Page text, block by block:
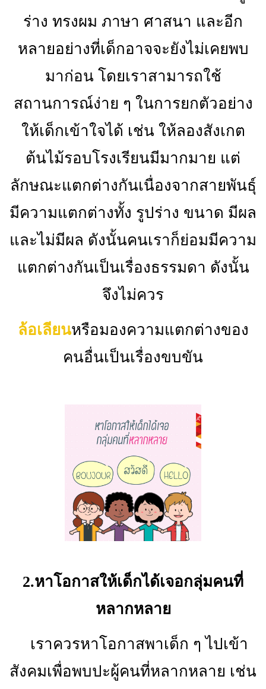
ร่าง ทรงผม ภาษา ศาสนา และอีก
หลายอย่างที่เด็กอาจจะยังไม่เคยพบ
มาก่อน โดยเราสามารถใช้
สถานการณ์ง่าย ๆ ในการยกตัวอย่าง
ให้เด็กเข้าใจได้ เช่น ให้ลองสังเกต
ต้นไม้รอบโรงเรียนมีมากมาย แต่
ลักษณะแตกต่างกันเนื่องจากสายพันธุ์
มีความแตกต่างทั้ง รูปร่าง ขนาด มีผล
และไม่มีผล ดังนั้นคนเราก็ย่อมมีความ
แตกต่างกันเป็นเรื่องธรรมดา ดังนั้น
จึงไม่ควร
ล้อเลียนหรือมองความแตกต่างของ
คนอื่นเป็นเรื่องขบขัน
2.หาโอกาสให้เด็กได้เจอกลุ่มคนที่
หลากหลาย
เราควรหาโอกาสพาเด็ก ๆ ไปเข้า
สังคมเพื่อพบปะผู้คนที่หลากหลาย เช่น